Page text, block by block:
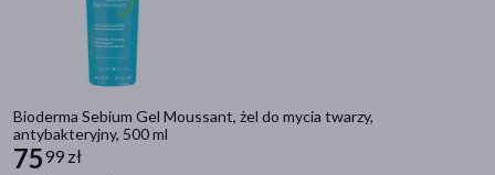
Bioderma Sebium Gel Moussant, żel do mycia twarzy,
antybakteryjny, 500 ml
7599 zł
Mama i dziecko
Kosmetyki
Ostatnie sztuki
Filtry